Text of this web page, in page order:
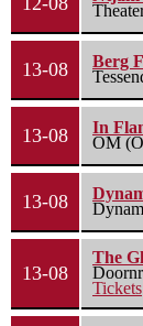
13-08
Berg
13-08
In
OM
13-08
13-08
The
Tickets